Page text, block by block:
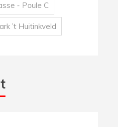
- Poule C
’t Huitinkveld